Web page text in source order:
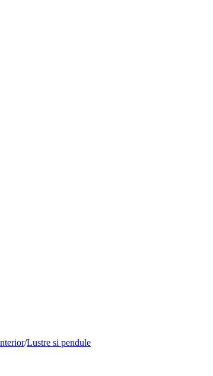
/Lustre si pendule